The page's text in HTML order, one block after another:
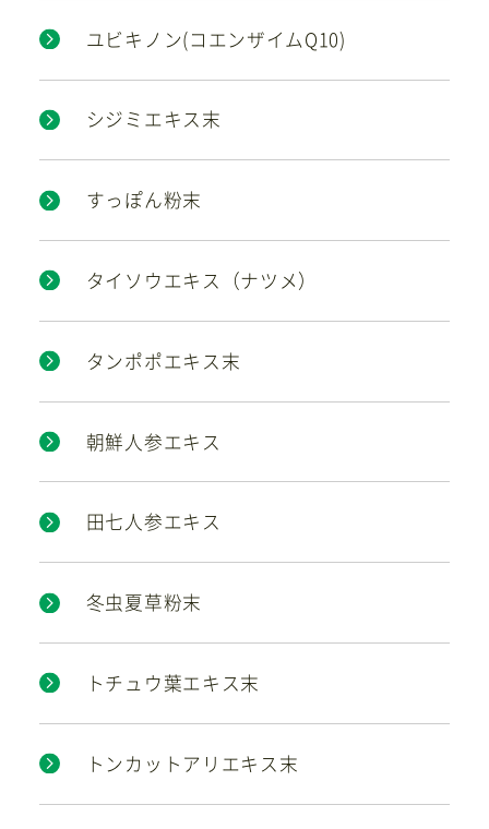
ユビキノン(コエンザイムQ10)
シジミエキス末
すっぽん粉末
タイソウエキス（ナツメ）
タンポポエキス末
朝鮮人参エキス
田七人参エキス
冬虫夏草粉末
トチュウ葉エキス末
トンカットアリエキス末